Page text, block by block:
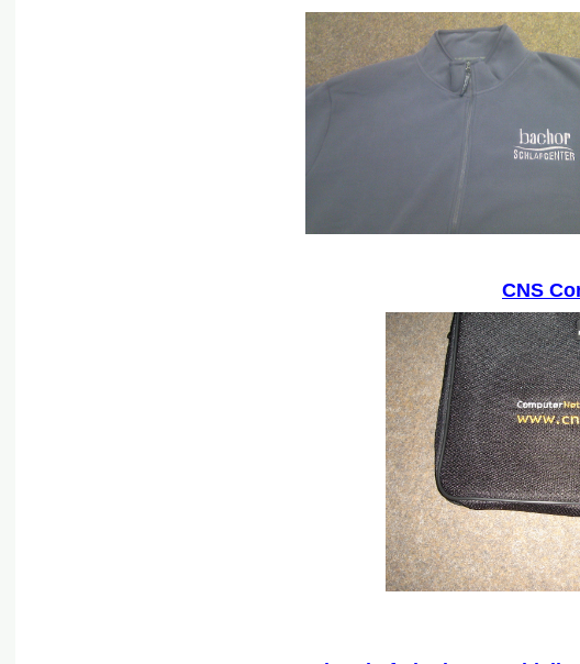
CNS